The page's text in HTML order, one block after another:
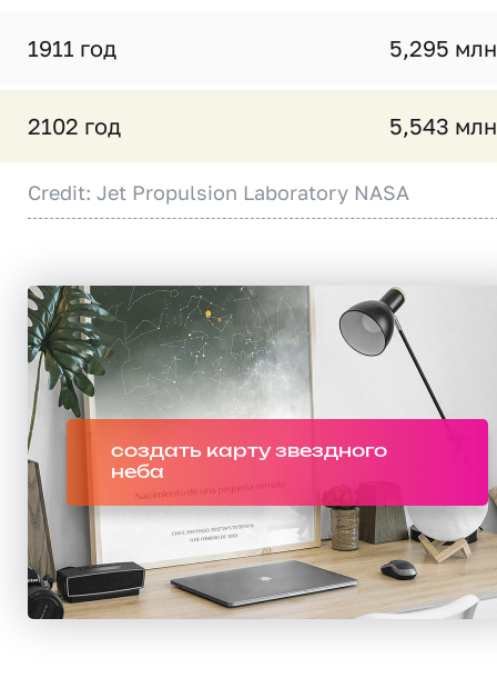
1911 год 5,295
2102 год 5,543
Credit: Jet Propulsion Laboratory NASA
создать карту звездного
неба